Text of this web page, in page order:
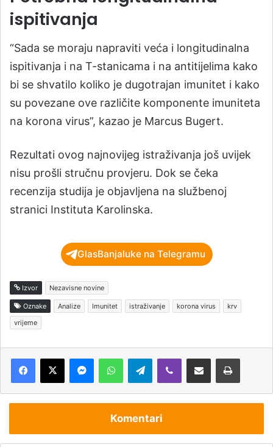
ispitivanja
“Sada se moraju napraviti veća i longitudinalna
ispitivanja i na T-stanicama i na antitijelima kako
bi se shvatilo koliko je dugotrajan imunitet i kako
su povezane ove različite komponente imuniteta
na korona virus”, kazao je Marcus Bugert.
Rezultati ovog najnovijeg istraživanja još uvijek
nisu prošli stručnu provjeru. Dok se čeka
recenzija studija je objavljena na službenoj
stranici Instituta Karolinska.
GlasBanjaluke na Telegramu
Izvor Nezavisne novine
Oznake Analize Imunitet istraživanje korona virus
krv
vrijeme
Telegram
Komentari